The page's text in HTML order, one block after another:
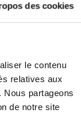
des cookies
le contenu
relatives aux
partageons
de notre site
chaud et
et
et la Syrah